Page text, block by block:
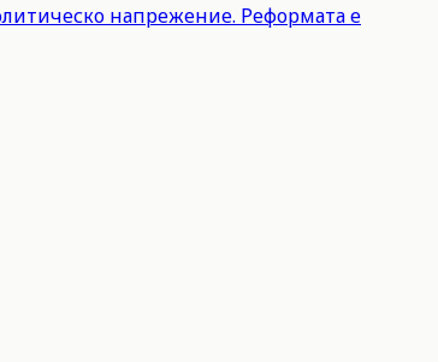
напрежение. Реформата е